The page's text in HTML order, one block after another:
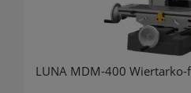
LUNA MDM-400